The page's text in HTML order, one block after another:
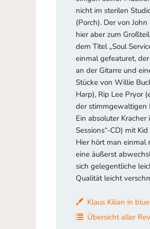
nicht im sterilen
(Porch). Der von
hier aber zum
dem Titel „Soul
einmal gefeaturet,
an der Gitarre und
Stücke von Willie
Harp), Rip Lee Pryor
der stimmgewaltigen
Ein absoluter Kracher
Sessions“-CD) mit
Hier hört man einmal
eine äußerst
sich gelegentliche
Qualität leicht
Klaus Kilian in
Übersicht aller